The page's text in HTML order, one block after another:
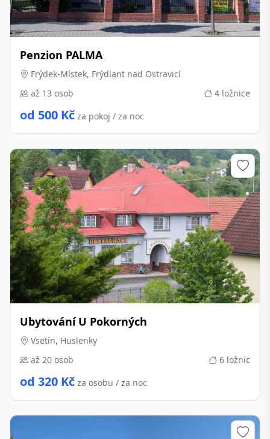
Penzion PALMA
Frýdek-Místek, Frýdlant nad Ostravicí
až 13 osob
4 ložnice
od 500 Kč za pokoj / za noc
Ubytování U Pokorných
Vsetín, Huslenky
až 20 osob
6 ložnic
od 320 Kč za osobu / za noc